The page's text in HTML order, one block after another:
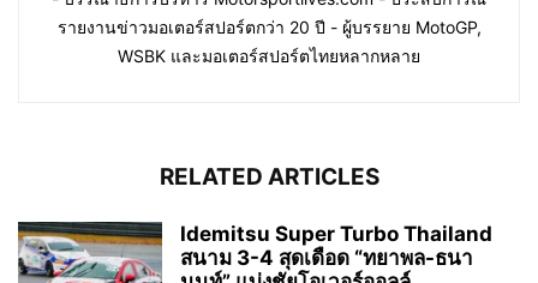
รายงานข่าวมอเตอร์สปอร์ตกว่า 20 ปี - ผู้บรรยาย MotoGP,
WSBK และมอเตอร์สปอร์ตไทยหลากหลาย
RELATED ARTICLES
Idemitsu Super Turbo Thailand
สนาม 3-4 สุดเดือด “ทยาพล-ธนา